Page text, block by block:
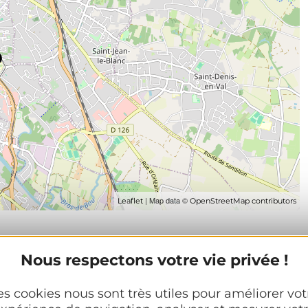
Nous respectons votre vie privée !
cookies nous sont très utiles pour améliorer
Leaflet | Map data © OpenStreetMap contributors